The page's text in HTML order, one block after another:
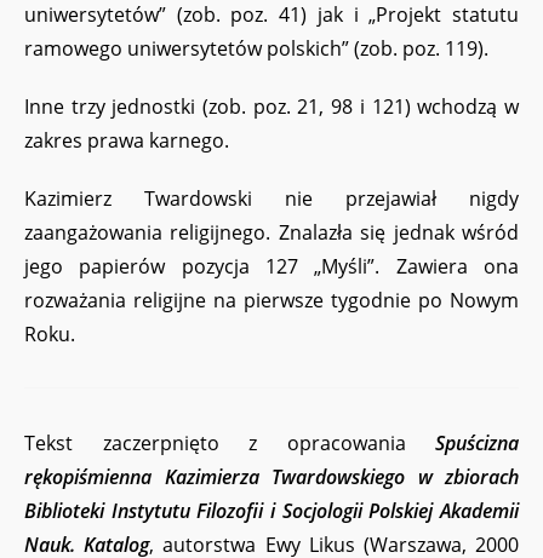
uniwersytetów” (zob. poz. 41) jak i „Projekt statutu
ramowego uniwersytetów polskich” (zob. poz. 119).
Inne trzy jednostki (zob. poz. 21, 98 i 121) wchodzą w
zakres prawa karnego.
Kazimierz Twardowski nie przejawiał nigdy
zaangażowania religijnego. Znalazła się jednak wśród
jego papierów pozycja 127 „Myśli”. Zawiera ona
rozważania religijne na pierwsze tygodnie po Nowym
Roku.
Tekst zaczerpnięto z opracowania Spuścizna
rękopiśmienna Kazimierza Twardowskiego w zbiorach
Biblioteki Instytutu Filozofii i Socjologii Polskiej Akademii
Nauk. Katalog, autorstwa Ewy Likus (Warszawa, 2000